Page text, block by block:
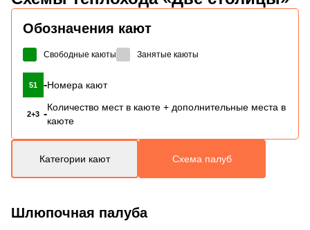
Обозначения кают
Свободные каюты Занятые каюты
51 -Номера кают
2+3 -
Количество мест в каюте + дополнительные места в
каюте
Категории кают Схема палуб
Шлюпочная палуба